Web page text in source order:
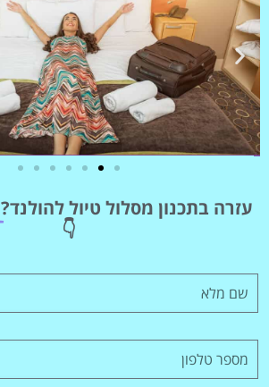
מציאת מלון
לחצו
עזרה בתכנון מסלול טיול להולנד?
👇